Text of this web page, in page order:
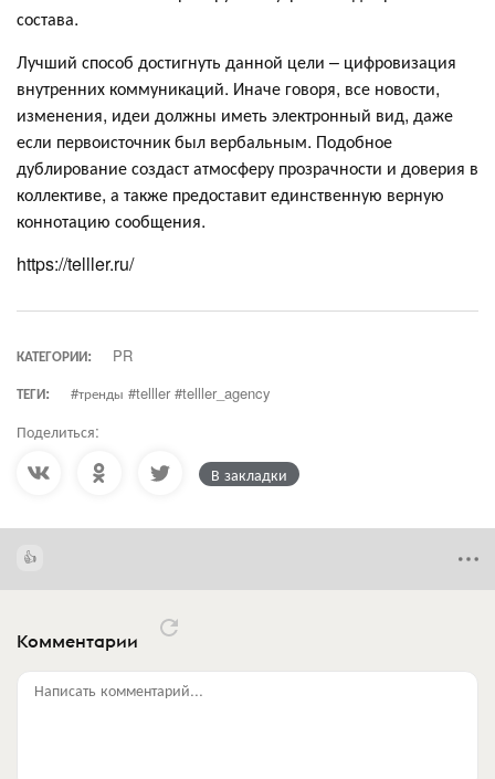
состава.
Лучший способ достигнуть данной цели – цифровизация
внутренних коммуникаций. Иначе говоря, все новости,
изменения, идеи должны иметь электронный вид, даже
если первоисточник был вербальным. Подобное
дублирование создаст атмосферу прозрачности и доверия в
коллективе, а также предоставит единственную верную
коннотацию сообщения.
https://telller.ru/
КАТЕГОРИИ:
PR
ТЕГИ:
#тренды #telller #telller_agency
Поделиться:
В закладки
Комментарии
Написать комментарий...